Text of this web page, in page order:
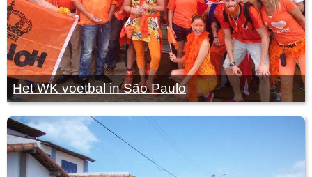
Het WK voetbal in São Paulo